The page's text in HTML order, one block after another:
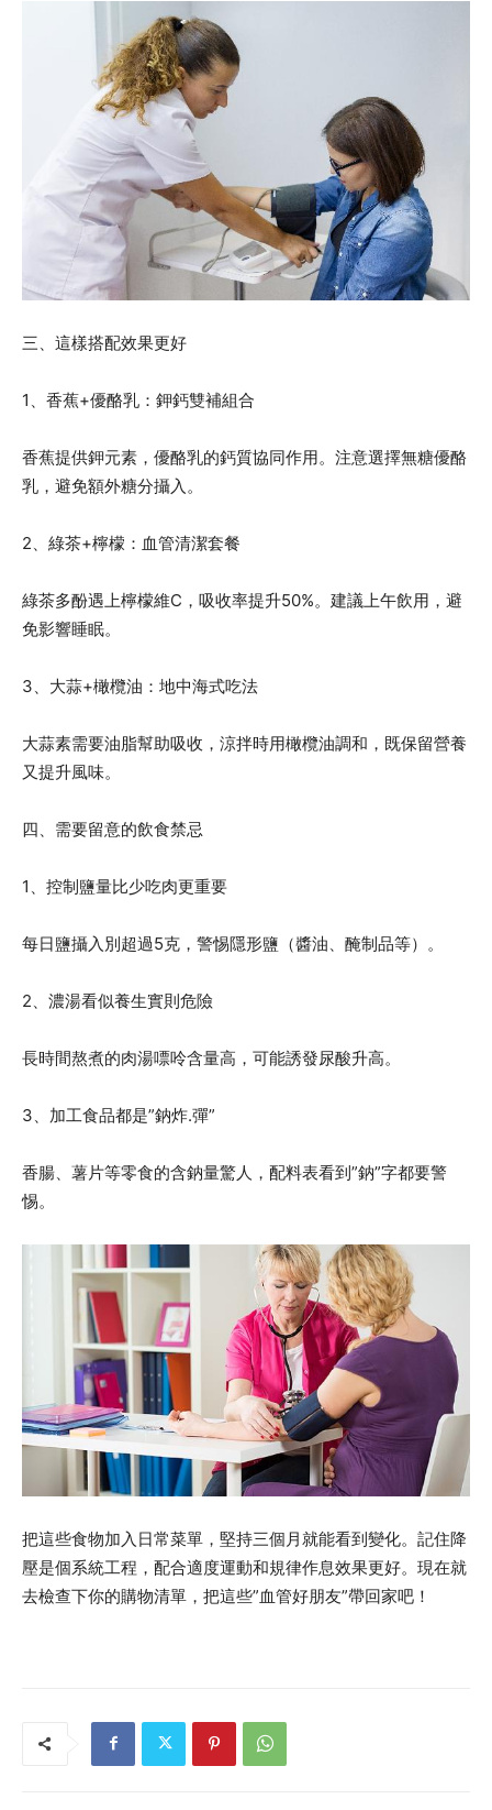
三、這樣搭配效果更好
1、香蕉+優酪乳：鉀鈣雙補組合
香蕉提供鉀元素，優酪乳的鈣質協同作用。注意選擇無糖優酪
乳，避免額外糖分攝入。
2、綠茶+檸檬：血管清潔套餐
綠茶多酚遇上檸檬維C，吸收率提升50%。建議上午飲用，避
免影響睡眠。
3、大蒜+橄欖油：地中海式吃法
大蒜素需要油脂幫助吸收，涼拌時用橄欖油調和，既保留營養
又提升風味。
四、需要留意的飲食禁忌
1、控制鹽量比少吃肉更重要
每日鹽攝入別超過5克，警惕隱形鹽（醬油、醃制品等）。
2、濃湯看似養生實則危險
長時間熬煮的肉湯嘌呤含量高，可能誘發尿酸升高。
3、加工食品都是”鈉炸.彈”
香腸、薯片等零食的含鈉量驚人，配料表看到”鈉”字都要警
惕。
把這些食物加入日常菜單，堅持三個月就能看到變化。記住降
壓是個系統工程，配合適度運動和規律作息效果更好。現在就
去檢查下你的購物清單，把這些”血管好朋友”帶回家吧！